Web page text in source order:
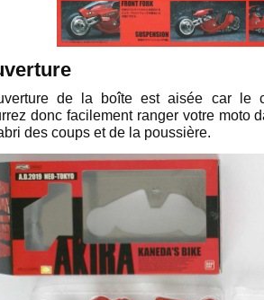
de la boîte est aisée car le
donc facilement ranger votre moto
des coups et de la poussière.